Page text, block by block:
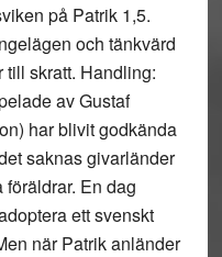
på Patrik 1,5.
och tänkvärd
till skratt. Handling:
av Gustaf
har blivit godkända
saknas givarländer
En dag
ett svenskt
när Patrik anländer